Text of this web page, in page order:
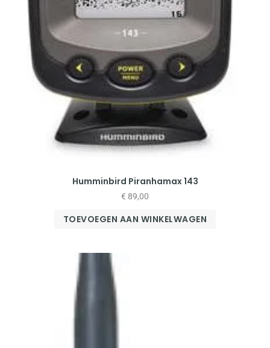
Humminbird Piranhamax 143
€ 89,00
TOEVOEGEN AAN WINKELWAGEN